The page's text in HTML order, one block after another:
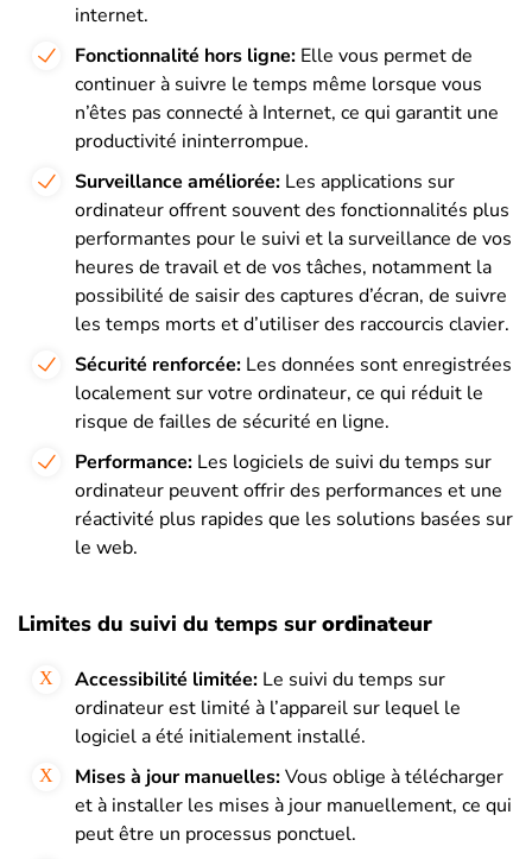
internet.
Fonctionnalité hors ligne: Elle vous permet de
continuer à suivre le temps même lorsque vous
n’êtes pas connecté à Internet, ce qui garantit une
productivité ininterrompue.
Surveillance améliorée: Les applications sur
ordinateur offrent souvent des fonctionnalités plus
performantes pour le suivi et la surveillance de vos
heures de travail et de vos tâches, notamment la
possibilité de saisir des captures d’écran, de suivre
les temps morts et d’utiliser des raccourcis clavier.
Sécurité renforcée: Les données sont enregistrées
localement sur votre ordinateur, ce qui réduit le
risque de failles de sécurité en ligne.
Performance: Les logiciels de suivi du temps sur
ordinateur peuvent offrir des performances et une
réactivité plus rapides que les solutions basées sur
le web.
Limites du suivi du temps surordinateur
Accessibilité limitée: Le suivi du temps sur
ordinateur est limité à l’appareil sur lequel le
logiciel a été initialement installé.
Mises à jour manuelles:Vous oblige à télécharger
et à installer les mises à jour manuellement, ce qui
peut être un processus ponctuel.